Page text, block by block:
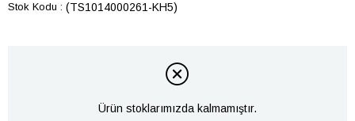
Stok Kodu (TS1014000261-KH5)
Ürün stoklarımızda kalmamıştır.